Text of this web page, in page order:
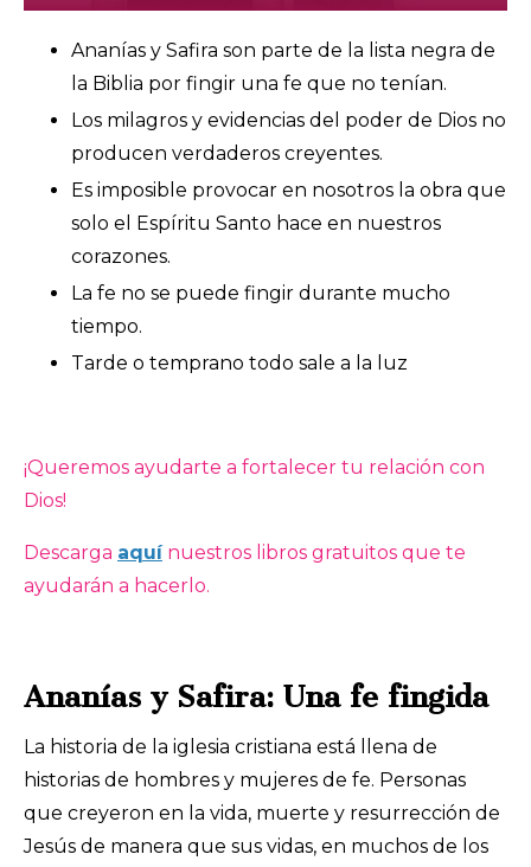
Ananías y Safira son parte de la lista negra de
la Biblia por fingir una fe que no tenían.
Los milagros y evidencias del poder de Dios no
producen verdaderos creyentes.
Es imposible provocar en nosotros la obra que
solo el Espíritu Santo hace en nuestros
corazones.
La fe no se puede fingir durante mucho
tiempo.
Tarde o temprano todo sale a la luz
¡Queremos ayudarte a fortalecer tu relación con
Dios!
Descarga aquínuestros libros gratuitos que te
ayudarán a hacerlo.
Ananías y Safira: Una fe fingida
La historia de la iglesia cristiana está llena de
historias de hombres y mujeres de fe. Personas
que creyeron en la vida, muerte y resurrección de
Jesús de manera que sus vidas, en muchos de los